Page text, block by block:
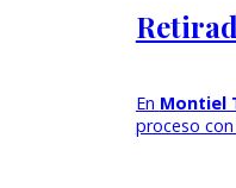
En Montiel
proceso